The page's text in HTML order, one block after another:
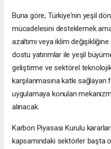
Buna göre, Türkiye'nin yeşil
mücadelesini desteklemek
azaltımı veya iklim
dostu yatırımlar ile yeşil
geliştirme ve sektörel
karşılanmasına katkı
uygulamaya konulan
alınacak.
Karbon Piyasası Kurulu
kapsamındaki sektörler başta